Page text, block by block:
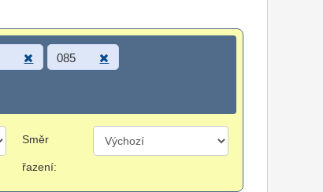
085
Směr
řazení: